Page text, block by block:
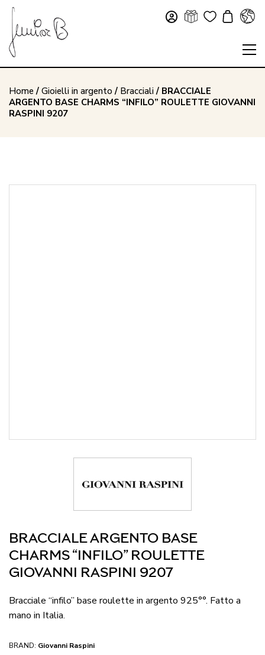
Home / Gioielli in argento / Bracciali/ BRACCIALE
ARGENTO BASE CHARMS “INFILO” ROULETTE GIOVANNI
RASPINI 9207
BRACCIALE ARGENTO BASE
CHARMS “INFILO” ROULETTE
GIOVANNI RASPINI 9207
Bracciale “infilo” base roulette in argento 925°°. Fatto a
mano in Italia.
BRAND: Giovanni Raspini